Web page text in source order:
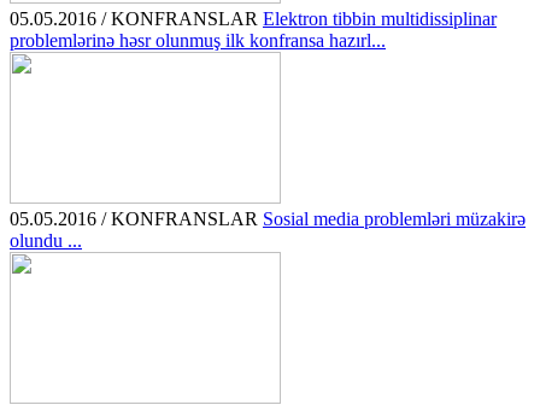
05.05.2016 / KONFRANSLAR Elektron tibbin multidissiplinar
problemlərinə həsr olunmuş ilk konfransa hazırl...
05.05.2016 / KONFRANSLAR Sosial media problemləri müzakirə
olundu ...